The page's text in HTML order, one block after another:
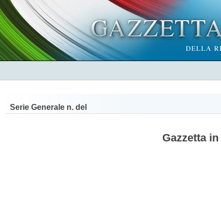
Serie Generale n. del
Gazzetta